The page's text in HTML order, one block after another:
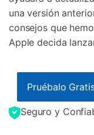
una versión
consejos que
Apple decida
Pruébalo
Seguro y